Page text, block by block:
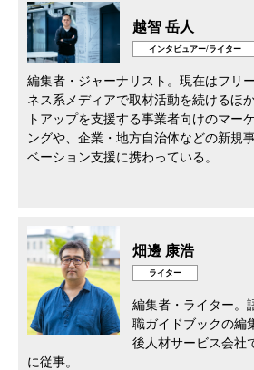
越智 岳人
インタビュアー/ライター
編集者・ジャーナリスト。現在はフリ
ネス系メディアで取材活動を続けるほ
トアップを支援する事業者向けのマー
ングや、企業・地方自治体などの新規
ベーション支援に携わっている。
畑邊 康浩
ライター
編集者・ライター。
職ガイドブックの編
後人材サービス会社
に従事。